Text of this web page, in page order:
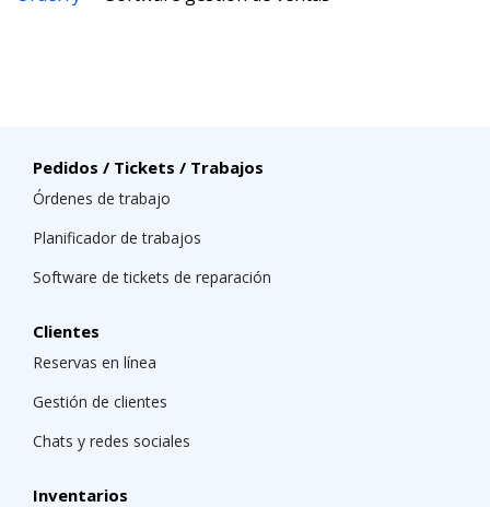
Pedidos / Tickets / Trabajos
Órdenes de trabajo
Planificador de trabajos
Software de tickets de reparación
Clientes
Reservas en línea
Gestión de clientes
Chats y redes sociales
Inventarios